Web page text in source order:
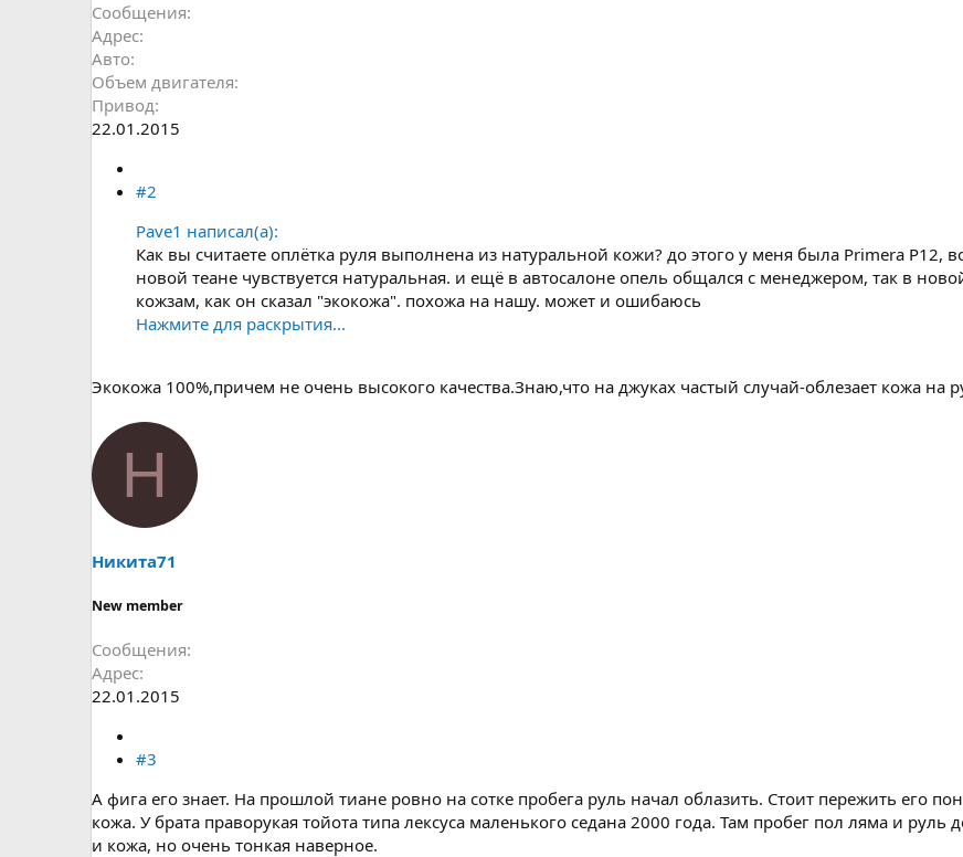
Сообщения
Адрес
Авто
Объем двигателя
Привод
22.01.2015
#2
Pave1 написал(а):
Как вы считаете оплётка руля выполнена из натуральной кожи? до этого у меня была Primera P12,
новой теане чувствуется натуральная. и ещё в автосалоне опель общался с менеджером, так в
кожзам, как он сказал "экокожа". похожа на нашу. может и ошибаюсь
Нажмите для раскрытия...
Экокожа 100%,причем не очень высокого качества.Знаю,что на джуках частый случай-облезает кожа на
Н
Никита71
New member
Сообщения
Адрес
22.01.2015
#3
А фига его знает. На прошлой тиане ровно на сотке пробега руль начал облазить. Стоит пережить его
кожа. У брата праворукая тойота типа лексуса маленького седана 2000 года. Там пробег пол ляма и
и кожа, но очень тонкая наверное.